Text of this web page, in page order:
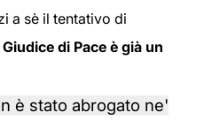
a sè il tentativo di
Giudice di Pace è già un
è stato abrogato ne'